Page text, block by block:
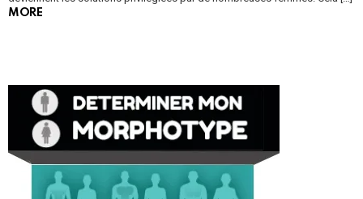
MORE